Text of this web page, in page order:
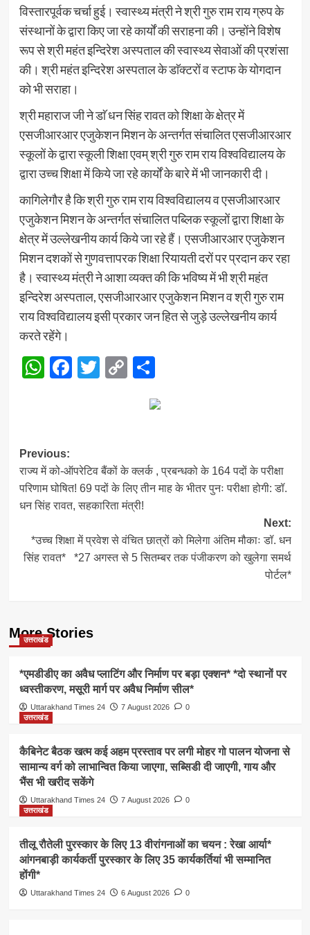
विस्तारपूर्वक चर्चा हुई। स्वास्थ्य मंत्री ने श्री गुरु राम राय ग्रुप के
संस्थानों के द्वारा किए जा रहे कार्यों की सराहना की। उन्होंने विशेष
रूप से श्री महंत इन्दिरेश अस्पताल की स्वास्थ्य सेवाओं की प्रशंसा
की। श्री महंत इन्दिरेश अस्पताल के डाॅक्टरों व स्टाफ के योगदान
को भी सराहा।
श्री महाराज जी ने डाॅ धन सिंह रावत को शिक्षा के क्षेत्र में
एसजीआरआर एजुकेशन मिशन के अन्तर्गत संचालित एसजीआरआर
स्कूलों के द्वारा स्कूली शिक्षा एवम् श्री गुरु राम राय विश्वविद्यालय के
द्वारा उच्च शिक्षा में किये जा रहे कार्यों के बारे में भी जानकारी दी।
कागिलेगौर है कि श्री गुरु राम राय विश्वविद्यालय व एसजीआरआर
एजुकेशन मिशन के अन्तर्गत संचालित पब्लिक स्कूलों द्वारा शिक्षा के
क्षेत्र में उल्लेखनीय कार्य किये जा रहे हैं। एसजीआरआर एजुकेशन
मिशन दशकों से गुणवत्तापरक शिक्षा रियायती दरों पर प्रदान कर रहा
है। स्वास्थ्य मंत्री ने आशा व्यक्त की कि भविष्य में भी श्री महंत
इन्दिरेश अस्पताल, एसजीआरआर एजुकेशन मिशन व श्री गुरु राम
राय विश्वविद्यालय इसी प्रकार जन हित से जुड़े उल्लेखनीय कार्य
करते रहेंगे।
WhatsApp
Facebook
Twitter
CopyShare
Post
navigation
Previous:
राज्य में को-ऑपरेटिव बैंकों के क्लर्क , प्रबन्धको के 164 पदों के परीक्षा
परिणाम घोषित! 69 पदों के लिए तीन माह के भीतर पुनः परीक्षा होगी: डॉ.
धन सिंह रावत, सहकारिता मंत्री!
Next:
*उच्च शिक्षा में प्रवेश से वंचित छात्रों को मिलेगा अंतिम मौकाः डॉ. धन
सिंह रावत* *27 अगस्त से 5 सितम्बर तक पंजीकरण को खुलेगा समर्थ
पोर्टल*
More Stories
उत्तराखंड
*एमडीडीए का अवैध प्लाटिंग और निर्माण पर बड़ा एक्शन* *दो स्थानों पर
ध्वस्तीकरण, मसूरी मार्ग पर अवैध निर्माण सील*
Uttarakhand Times 24 7 August 2026
0
उत्तराखंड
कैबिनेट बैठक खत्म कई अहम प्रस्ताव पर लगी मोहर गो पालन योजना से
सामान्य वर्ग को लाभान्वित किया जाएगा, सब्सिडी दी जाएगी, गाय और
भैंस भी खरीद सकेंगे
Uttarakhand Times 24 7 August 2026
0
उत्तराखंड
तीलू रौतेली पुरस्कार के लिए 13 वीरांगनाओं का चयन : रेखा आर्या*
आंगनबाड़ी कार्यकर्ती पुरस्कार के लिए 35 कार्यकर्तियां भी सम्मानित
होंगी*
Uttarakhand Times 24 6 August 2026 0